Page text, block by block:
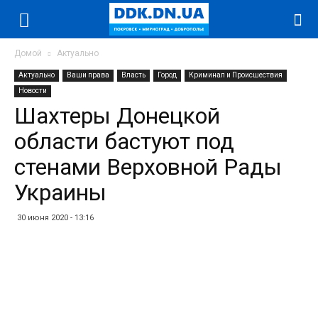
Домой Актуально
Актуально Ваши права Власть Город
Криминал и Происшествия
Новости
Шахтеры Донецкой
области бастуют под
стенами Верховной Рады
Украины
30 июня 2020 - 13:16